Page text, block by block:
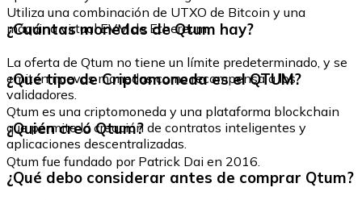
Utiliza una combinación de UTXO de Bitcoin y una
máquina virtual EVM de Ethereum.
¿Cuántas monedas de Qtum hay?
La oferta de Qtum no tiene un límite predeterminado, y se
emiten nuevas monedas como recompensa a los
validadores.
¿Qué tipo de Criptomoneda es el QTUM?
Qtum es una criptomoneda y una plataforma blockchain
que permite la creación de contratos inteligentes y
aplicaciones descentralizadas.
¿Quién creó Qtum?
Qtum fue fundado por Patrick Dai en 2016.
¿Qué debo considerar antes de comprar Qtum?